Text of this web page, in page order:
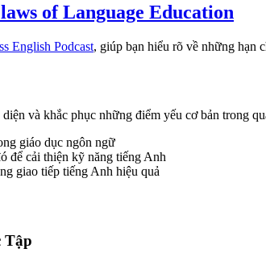
of Language Education
English Podcast, giúp bạn hiểu rõ về những hạn
và khắc phục những điểm yếu cơ bản trong
giáo dục ngôn ngữ
để cải thiện kỹ năng tiếng Anh
giao tiếp tiếng Anh hiệu quả
Tập